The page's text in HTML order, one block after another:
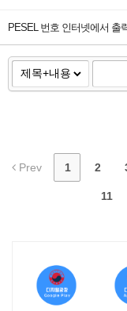
PESEL 번호 인터넷에서 출
Prev 1 2
11